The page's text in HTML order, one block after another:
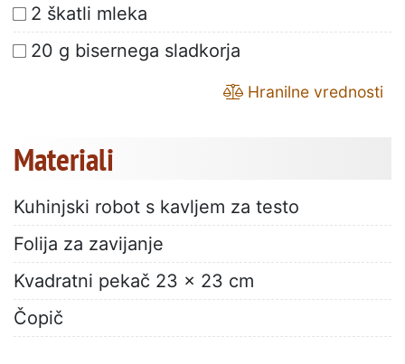
2 škatli mleka
20 g bisernega sladkorja
Hranilne vrednosti
Materiali
Kuhinjski robot s kavljem za testo
Folija za zavijanje
Kvadratni pekač 23 x 23 cm
Čopič